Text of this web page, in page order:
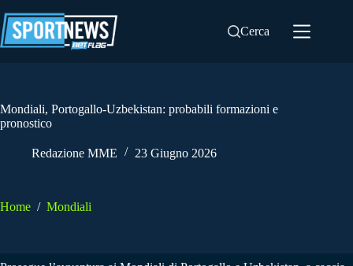
al
contenuto
Cerca
Mondiali, Portogallo-Uzbekistan: probabili formazioni e
pronostico
Redazione MME 23 Giugno 2026
Home / Mondiali